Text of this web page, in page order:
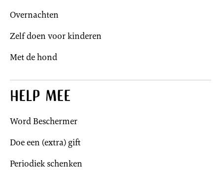
Overnachten
Zelf doen voor kinderen
Met de hond
Help mee
Word Beschermer
Doe een (extra) gift
Periodiek schenken